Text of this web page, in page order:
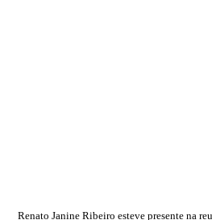
Renato Janine Ribeiro esteve presente na